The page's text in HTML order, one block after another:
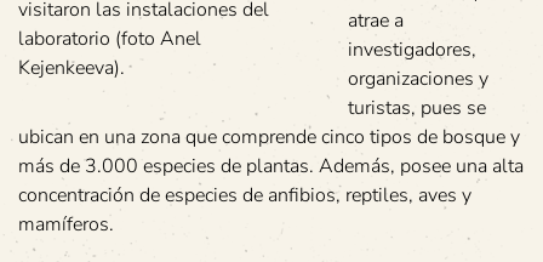
visitaron las instalaciones del
laboratorio (foto Anel
Kejenkeeva).
atrae a
investigadores,
organizaciones y
turistas, pues se
ubican en una zona que comprende cinco tipos de bosque y
más de 3.000 especies de plantas. Además, posee una alta
concentración de especies de anfibios, reptiles, aves y
mamíferos.